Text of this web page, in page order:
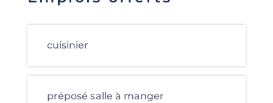
cuisinier
préposé salle à manger